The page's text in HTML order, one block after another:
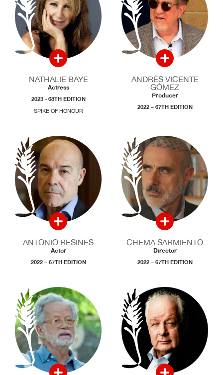
NATHALIE BAYE
Actress
2023 - 68TH EDITION
SPIKE OF HONOUR
ANDRÉS VICENTE
GÓMEZ
Producer
2022 – 67TH EDITION
ANTONIO RESINES
Actor
2022 – 67TH EDITION
CHEMA SARMIENTO
Director
2022 – 67TH EDITION